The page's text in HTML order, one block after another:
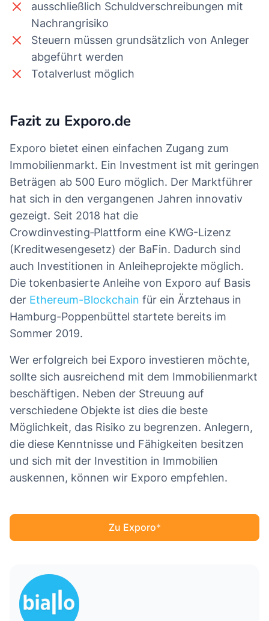
ausschließlich Schuldverschreibungen mit
Nachrangrisiko
Steuern müssen grundsätzlich von Anleger
abgeführt werden
Totalverlust möglich
Fazit zu Exporo.de
Exporo bietet einen einfachen Zugang zum
Immobilienmarkt. Ein Investment ist mit geringen
Beträgen ab 500 Euro möglich. Der Marktführer
hat sich in den vergangenen Jahren innovativ
gezeigt. Seit 2018 hat die
Crowdinvesting‑Plattform eine KWG-Lizenz
(Kreditwesengesetz) der BaFin. Dadurch sind
auch Investitionen in Anleiheprojekte möglich.
Die tokenbasierte Anleihe von Exporo auf Basis
der Ethereum-Blockchain für ein Ärztehaus in
Hamburg-Poppenbüttel startete bereits im
Sommer 2019.
Wer erfolgreich bei Exporo investieren möchte,
sollte sich ausreichend mit dem Immobilienmarkt
beschäftigen. Neben der Streuung auf
verschiedene Objekte ist dies die beste
Möglichkeit, das Risiko zu begrenzen. Anlegern,
die diese Kenntnisse und Fähigkeiten besitzen
und sich mit der Investition in Immobilien
auskennen, können wir Exporo empfehlen.
Zu Exporo